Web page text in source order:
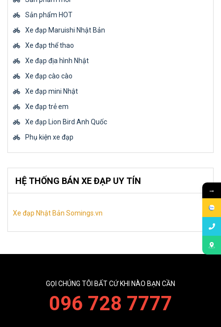
Sản phẩm HOT
Xe đạp Maruishi Nhật Bản
Xe đạp thể thao
Xe đạp địa hình Nhật
Xe đạp cào cào
Xe đạp mini Nhật
Xe đạp trẻ em
Xe đạp Lion Bird Anh Quốc
Phụ kiện xe đạp
HỆ THỐNG BÁN XE ĐẠP UY TÍN
Xe đạp Nhật Bản Somings.vn
GỌI CHÚNG TÔI BẤT CỨ KHI NÀO BẠN CẦN
096 728 7777
→